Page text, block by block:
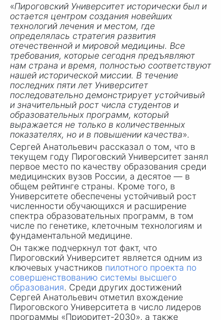
«Пироговский Университет исторически был и
остается центром создания новейших
технологий лечения и местом, где
определялась стратегия развития
отечественной и мировой медицины. Все
требования, которые сегодня предъявляют
нам страна и время, полностью соответствуют
нашей исторической миссии. В течение
последних пяти лет Университет
последовательно демонстрирует устойчивый
и значительный рост числа студентов и
образовательных программ, который
выражается не только в количественных
показателях, но и в повышении качества».
Сергей Анатольевич рассказал о том, что в
текущем году Пироговский Университет занял
первое место по качеству образования среди
медицинских вузов России, а десятое — в
общем рейтинге страны. Кроме того, в
Университете обеспечены устойчивый рост
численности обучающихся и расширение
спектра образовательных программ, в том
числе по генетике, клеточным технологиям и
фундаментальной медицине.
Он также подчеркнул тот факт, что
Пироговский Университет является одним из
ключевых участников пилотного проекта по
совершенствованию системы высшего
образования. Среди других достижений
Сергей Анатольевич отметил вхождение
Пироговского Университета в число лидеров
программы «Приоритет-2030», а также